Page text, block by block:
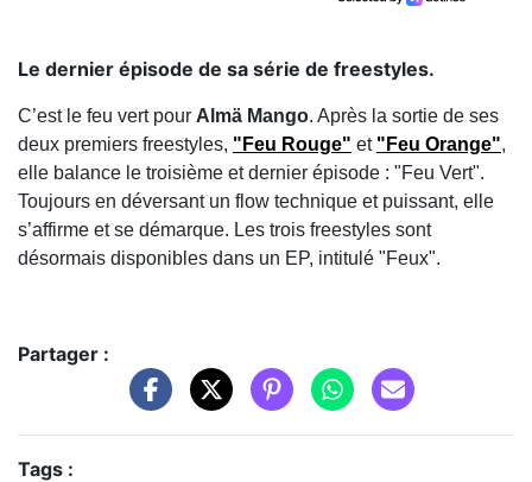
Le dernier épisode de sa série de freestyles.
C’est le feu vert pour Almä Mango. Après la sortie de ses
deux premiers freestyles, "Feu Rouge" et "Feu Orange",
elle balance le troisième et dernier épisode : "Feu Vert".
Toujours en déversant un flow technique et puissant, elle
s’affirme et se démarque. Les trois freestyles sont
désormais disponibles dans un EP, intitulé "Feux".
Partager :
Tags :